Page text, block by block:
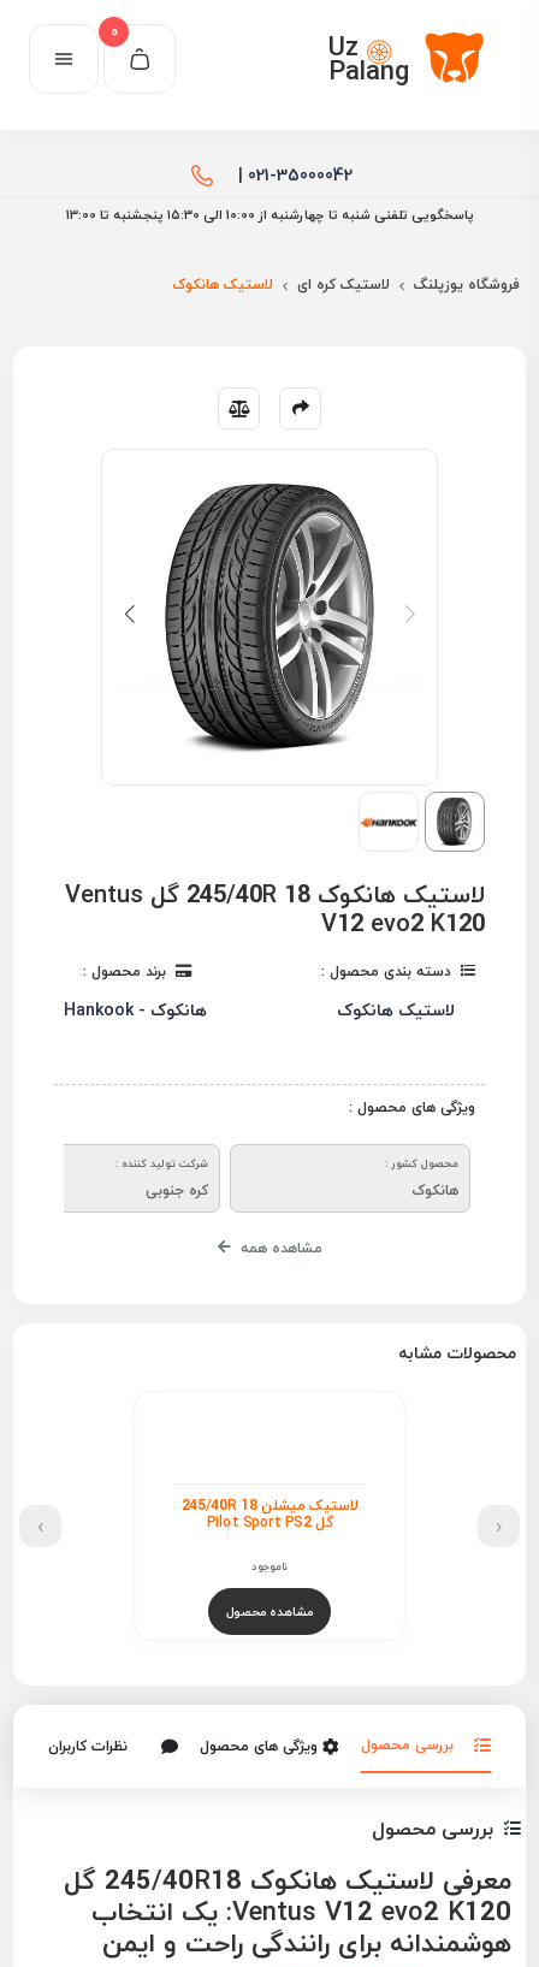
Uz
Palang
0
021-35000042 |
پاسخگویی تلفنی شنبه تا چهارشنبه از 10:00 الی ۱۵:30 پنجشنبه تا 13:00
فروشگاه یوزپلنگ لاستیک کره ای لاستیک هانکوک
لاستیک هانکوک 245/40R 18 گل Ventus
V12 evo2 K120
دسته بندی محصول :
لاستیک هانکوک
برند محصول :
هانکوک - Hankook
ویژگی های محصول :
محصول کشور :
هانکوک
شرکت تولید کننده :
کره جنوبی
مشاهده همه
محصولات مشابه
لاستیک میشلن 245/40R 18
گل Pilot Sport PS2
ناموجود
مشاهده محصول
‹
›
بررسی محصول ویژگی های محصول نظرات کاربران
بررسی محصول
معرفی لاستیک هانکوک 245/40R18 گل
Ventus V12 evo2 K120: یک انتخاب
هوشمندانه برای رانندگی راحت و ایمن